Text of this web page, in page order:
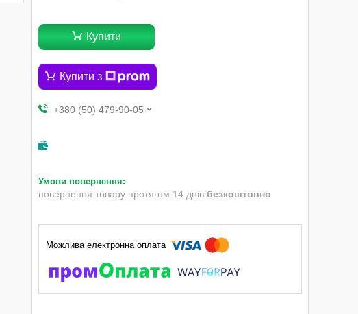
Купити
Купити з
+380 (50) 479-90-05
повернення товару протягом 14 днів безкоштовно